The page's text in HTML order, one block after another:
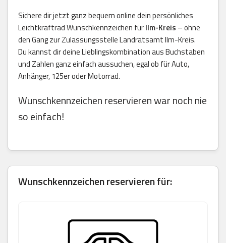
Sichere dir jetzt ganz bequem online dein persönliches
Leichtkraftrad Wunschkennzeichen fürIlm-Kreis – ohne
den Gang zur Zulassungsstelle Landratsamt Ilm-Kreis.
Du kannst dir deine Lieblingskombination aus Buchstaben
und Zahlen ganz einfach aussuchen, egal ob für Auto,
Anhänger, 125er oder Motorrad.
Wunschkennzeichen reservieren war noch nie
so einfach!
Wunschkennzeichen reservieren für: